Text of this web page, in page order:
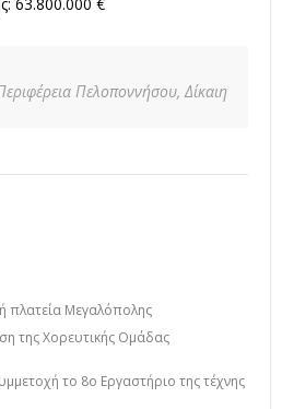
Πελοποννήσου,Δίκαιη
πλατεία Μεγαλόπολης
της Χορευτικής Ομάδας
το 8ο Εργαστήριο της τέχνης